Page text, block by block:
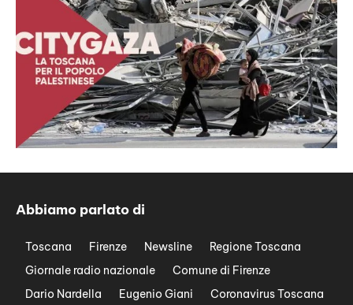
Abbiamo parlato di
Toscana Firenze Newsline
Regione Toscana
Giornale radio nazionale
Comune di Firenze
Dario Nardella
Eugenio Giani
Coronavirus Toscana